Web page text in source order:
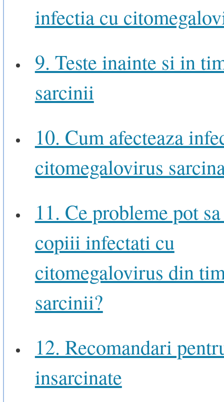
infectia cu
9. Teste inainte si in
sarcinii
10. Cum afecteaza
citomegalovirus
11. Ce probleme pot
copiii infectati cu
citomegalovirus din
sarcinii?
12. Recomandari
insarcinate